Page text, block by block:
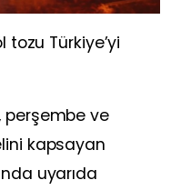
tozu Türkiye’yi
perşembe ve
kapsayan
uyarıda